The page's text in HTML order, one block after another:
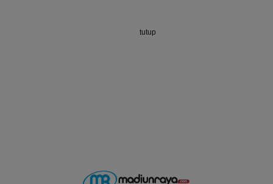
tutup